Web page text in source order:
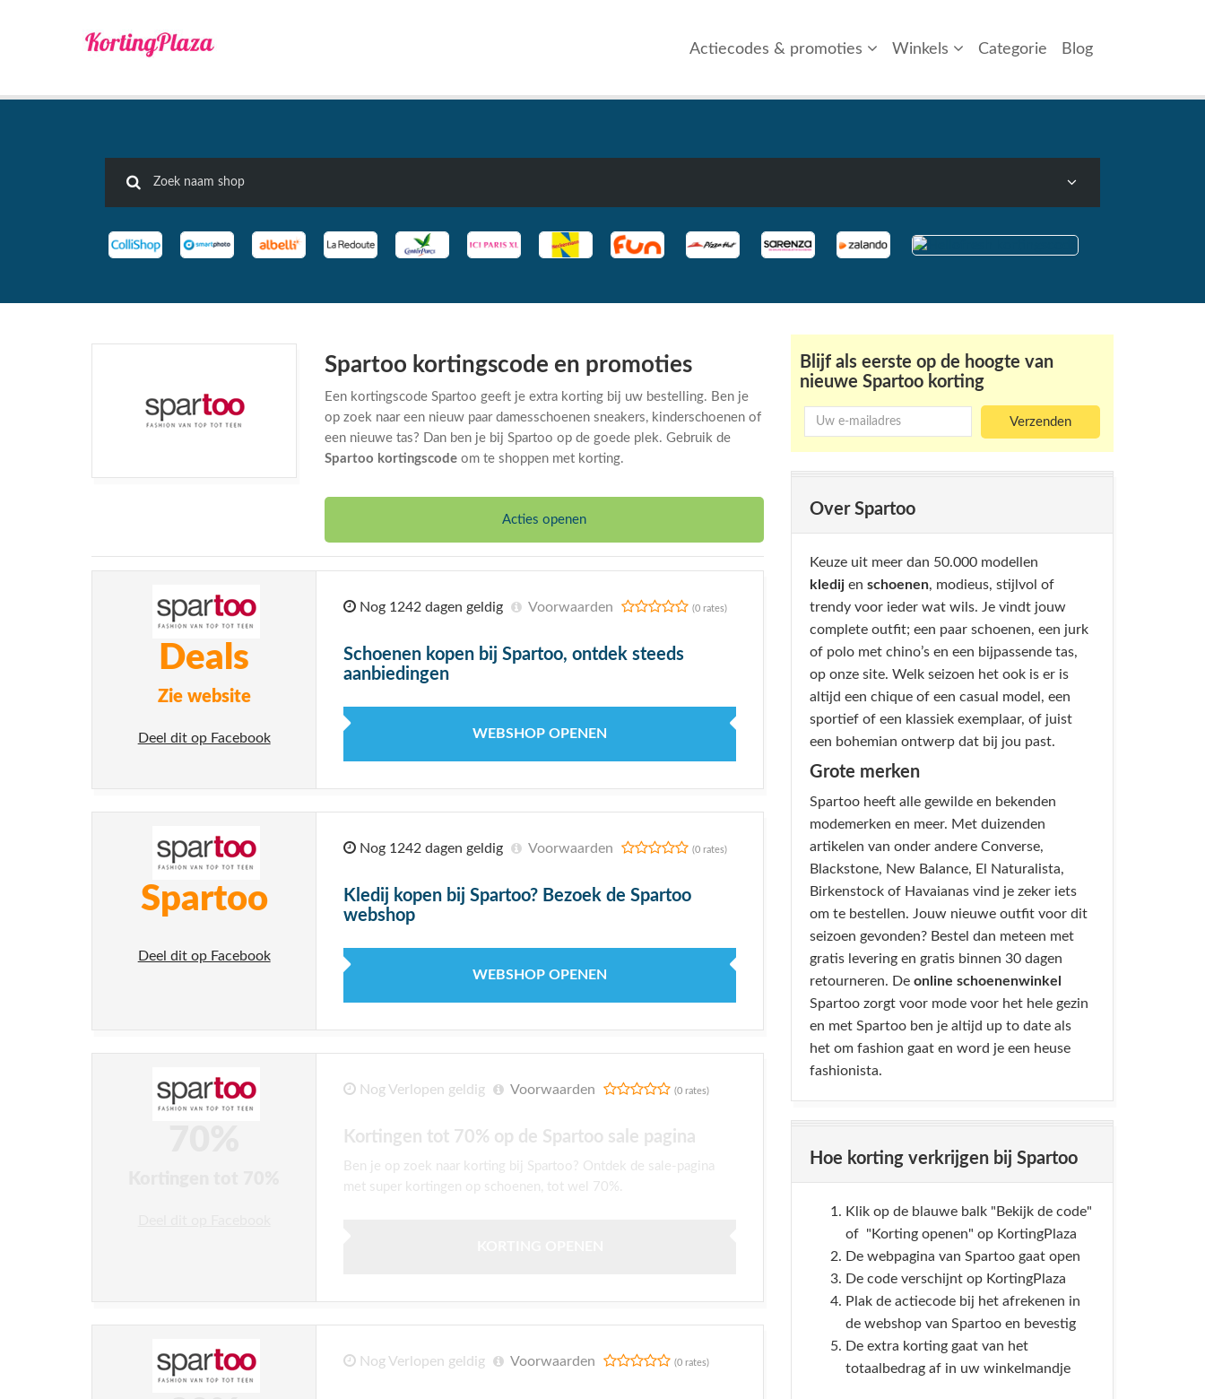
Actiecodes & promoties Winkels Categorie Blog
Spartoo kortingscode en promoties
Een kortingscode Spartoo geeft je extra korting bij uw bestelling. Ben je
op zoek naar een nieuw paar damesschoenen sneakers, kinderschoenen of
een nieuwe tas? Dan ben je bij Spartoo op de goede plek. Gebruik de
Spartoo kortingscodeom te shoppen met korting.
Acties openen
Deals
Zie website
Deel dit op Facebook
Nog 1242 dagen geldig Voorwaarden (0 rates)
Schoenen kopen bij Spartoo, ontdek steeds
aanbiedingen
WEBSHOP OPENEN
Spartoo
Deel dit op Facebook
Nog 1242 dagen geldig Voorwaarden (0 rates)
Kledij kopen bij Spartoo? Bezoek de Spartoo
webshop
WEBSHOP OPENEN
Nog Verlopen geldig Voorwaarden (0 rates)
Kortingen tot 70% op de Spartoo sale pagina
Ben je op zoek naar korting bij Spartoo? Ontdek de sale-pagina
met super kortingen op schoenen, tot wel 70%.
Nog Verlopen geldig Voorwaarden (0 rates)
Blijf als eerste op de hoogte van
nieuwe Spartoo korting
Over Spartoo
Keuze uit meer dan 50.000 modellen
kledij en schoenen, modieus, stijlvol of
trendy voor ieder wat wils. Je vindt jouw
complete outfit; een paar schoenen, een jurk
of polo met chino’s en een bijpassende tas,
op onze site. Welk seizoen het ook is er is
altijd een chique of een casual model, een
sportief of een klassiek exemplaar, of juist
een bohemian ontwerp dat bij jou past.
Grote merken
Spartoo heeft alle gewilde en bekenden
modemerken en meer. Met duizenden
artikelen van onder andere Converse,
Blackstone, New Balance, El Naturalista,
Birkenstock of Havaianas vind je zeker iets
om te bestellen. Jouw nieuwe outfit voor dit
seizoen gevonden? Bestel dan meteen met
gratis levering en gratis binnen 30 dagen
retourneren. De online schoenenwinkel
Spartoo zorgt voor mode voor het hele gezin
en met Spartoo ben je altijd up to date als
het om fashion gaat en word je een heuse
fashionista.
Hoe korting verkrijgen bij Spartoo
Klik op de blauwe balk "Bekijk de code"
of "Korting openen" op KortingPlaza
De webpagina van Spartoo gaat open
De code verschijnt op KortingPlaza
Plak de actiecode bij het afrekenen in
de webshop van Spartoo en bevestig
De extra korting gaat van het
totaalbedrag af in uw winkelmandje